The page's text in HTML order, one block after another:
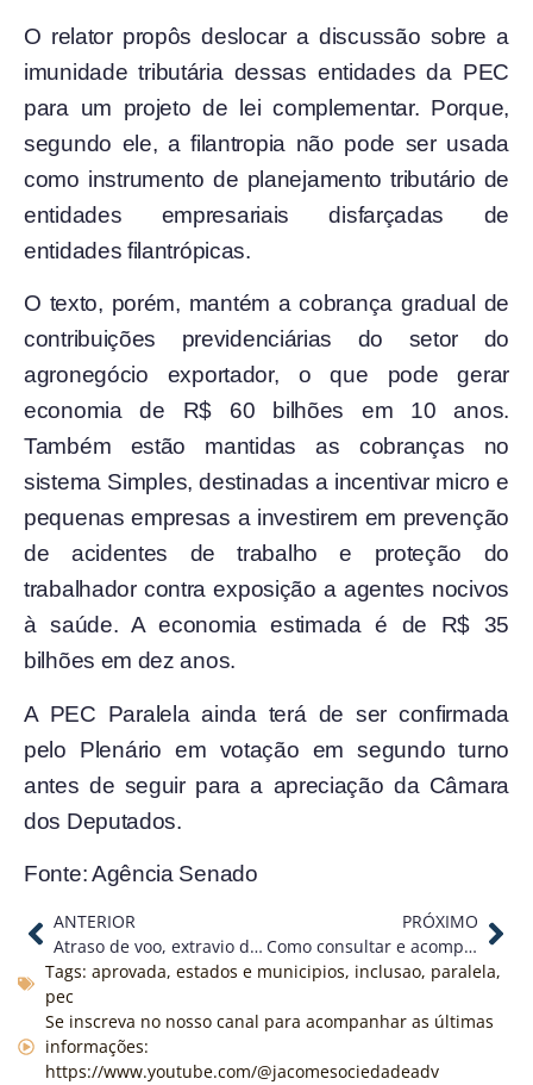
O relator propôs deslocar a discussão sobre a
imunidade tributária dessas entidades da PEC
para um projeto de lei complementar. Porque,
segundo ele, a filantropia não pode ser usada
como instrumento de planejamento tributário de
entidades empresariais disfarçadas de
entidades filantrópicas.
O texto, porém, mantém a cobrança gradual de
contribuições previdenciárias do setor do
agronegócio exportador, o que pode gerar
economia de R$ 60 bilhões em 10 anos.
Também estão mantidas as cobranças no
sistema Simples, destinadas a incentivar micro e
pequenas empresas a investirem em prevenção
de acidentes de trabalho e proteção do
trabalhador contra exposição a agentes nocivos
à saúde. A economia estimada é de R$ 35
bilhões em dez anos.
A PEC Paralela ainda terá de ser confirmada
pelo Plenário em votação em segundo turno
antes de seguir para a apreciação da Câmara
dos Deputados.
Fonte: Agência Senado
ANTERIOR
Atraso de voo, extravio de bagagem, mudanças de itinerário, e agora?
PRÓXIMO
Como consultar e acompanhar o seu processo judicial sem erros
Tags: aprovada, estados e municipios, inclusao, paralela,
pec
Se inscreva no nosso canal para acompanhar as últimas
informações:
https://www.youtube.com/@jacomesociedadeadv